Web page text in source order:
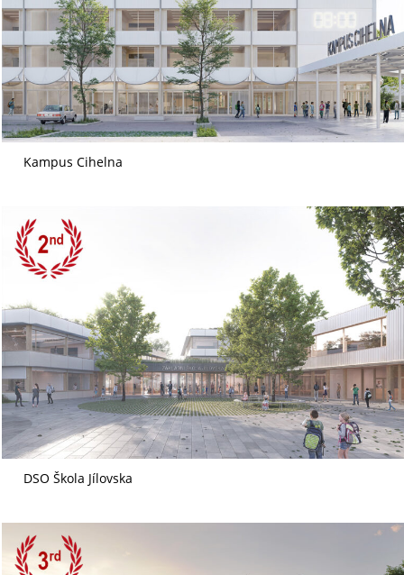
Kampus Cihelna
DSO Škola Jílovska